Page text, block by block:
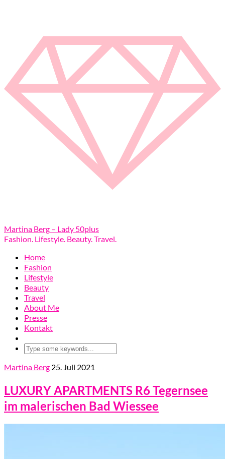
Martina Berg – Lady 50plus
Fashion. Lifestyle. Beauty. Travel.
Home
Fashion
Lifestyle
Beauty
Travel
About Me
Presse
Kontakt
Martina Berg 25. Juli 2021
LUXURY APARTMENTS R6 Tegernsee
im malerischen Bad Wiessee